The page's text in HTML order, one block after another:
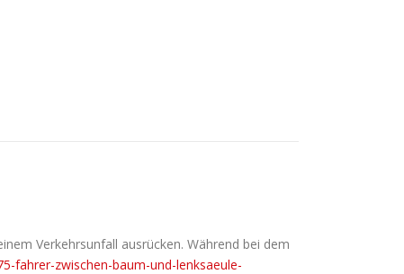
Verkehrsunfall ausrücken. Während bei dem
fahrer-zwischen-baum-und-lenksaeule-